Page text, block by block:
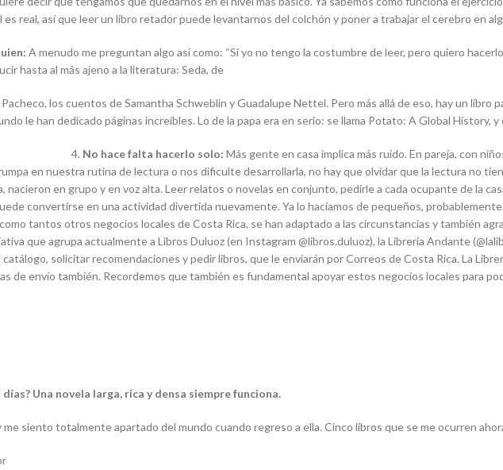
real, así que leer un libro retador puede levantarnos del colchón y poner a trabajar el cerebro en
A menudo me preguntan algo así como: “Si yo no tengo la costumbre de leer, pero quiero
hasta al más ajeno a la literatura: Seda, de
los cuentos de Samantha Schweblin y Guadalupe Nettel. Pero más allá de eso, hay un libro
le han dedicado páginas increíbles. Lo de la papa era en serio: se llama Potato: A Global History,
No hace falta hacerlo solo: Más gente en casa implica más ruido. En pareja, con
en nuestra rutina de lectura o nos dificulte desarrollarla, no hay que olvidar que la lectura no
nacieron en grupo y en voz alta. Leer relatos o novelas en conjunto, pedirle a cada ocupante de la
convertirse en una actividad divertida nuevamente. Ya lo hacíamos de pequeños, probablemente.
tantos otros negocios locales de Costa Rica, se han adaptado a las circunstancias y también
que agrupa actualmente a Libros Duluoz (en Instagram @libros.duluoz), la Librería Andante
solicitar recomendaciones y pedir libros, que le enviarán por Correos de Costa Rica. La
de envío también. Recordemos que también es fundamental apoyar estos negocios locales para
Una novela larga, rica y densa siempre funciona.
siento totalmente apartado del mundo cuando regreso a ella. Cinco libros que se me ocurren